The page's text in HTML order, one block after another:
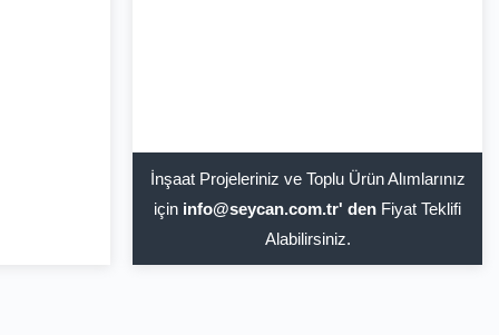
İnşaat Projeleriniz ve Toplu Ürün Alımlarınız
için info@seycan.com.tr' den Fiyat Teklifi
Alabilirsiniz.